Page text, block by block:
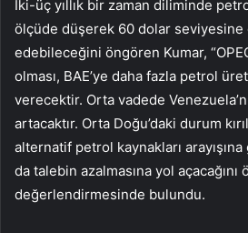
İki-üç yıllık bir zaman diliminde
ölçüde düşerek 60 dolar
edebileceğini öngören Kumar,
olması, BAE’ye daha fazla petrol
verecektir. Orta vadede
artacaktır. Orta Doğu’daki durum
alternatif petrol kaynakları
da talebin azalmasına yol açacağını
değerlendirmesinde bulundu.